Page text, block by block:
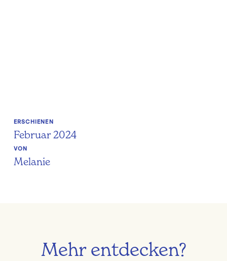
ERSCHIENEN
Februar 2024
VON
Melanie
Mehr entdecken?